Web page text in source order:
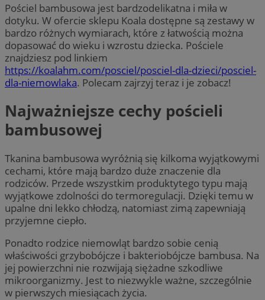
Pościel bambusowa jest bardzodelikatna i miła w
dotyku. W ofercie sklepu Koala dostępne są zestawy w
bardzo różnych wymiarach, które z łatwością można
dopasować do wieku i wzrostu dziecka. Pościele
znajdziesz pod linkiem
https://koalahm.com/posciel/posciel-dla-dzieci/posciel-
dla-niemowlaka. Polecam zajrzyj teraz i je zobacz!
Najważniejsze cechy pościeli
bambusowej
Tkanina bambusowa wyróżnią się kilkoma wyjątkowymi
cechami, które mają bardzo duże znaczenie dla
rodziców. Przede wszystkim produktytego typu mają
wyjątkowe zdolności do termoregulacji. Dzięki temu w
upalne dni lekko chłodzą, natomiast zimą zapewniają
przyjemne ciepło.
Ponadto rodzice niemowląt bardzo sobie cenią
właściwości grzybobójcze i bakteriobójcze bambusa. Na
jej powierzchni nie rozwijają siężadne szkodliwe
mikroorganizmy. Jest to niezwykle ważne, szczególnie
w pierwszych miesiącach życia.